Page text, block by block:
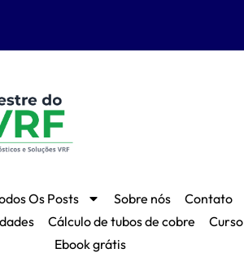
Os Posts Sobre nós
Contato
Cálculo de tubos de cobre
Ebook grátis